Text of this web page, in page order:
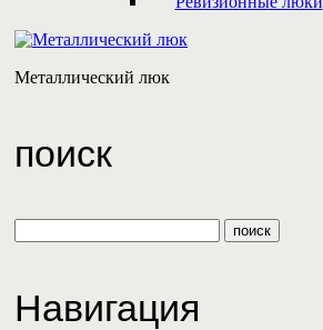
Металлический люк
поиск
Навигация